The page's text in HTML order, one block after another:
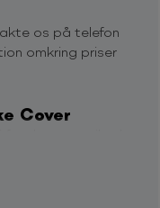
os på telefon
omkring priser
Cover
partybands i